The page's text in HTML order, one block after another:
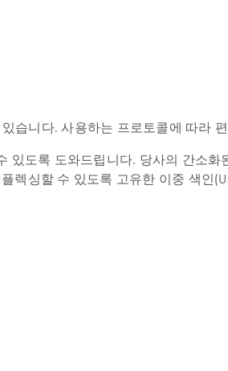
습니다. 사용하는 프로토콜에 따라
도록 도와드립니다. 당사의 간소화
싱할 수 있도록 고유한 이중 색인